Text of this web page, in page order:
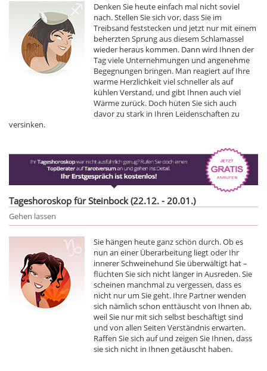
Denken Sie heute einfach mal nicht soviel
nach. Stellen Sie sich vor, dass Sie im
Treibsand feststecken und jetzt nur mit einem
beherzten Sprung aus diesem Schlamassel
wieder heraus kommen. Dann wird Ihnen der
Tag viele Unternehmungen und angenehme
Begegnungen bringen. Man reagiert auf Ihre
warme Herzlichkeit viel schneller als auf
kühlen Verstand, und gibt Ihnen auch viel
Wärme zurück. Doch hüten Sie sich auch
davor zu stark in Ihren Leidenschaften zu
versinken.
Tageshoroskop für Steinbock (22.12. - 20.01.)
Gehen lassen
Sie hängen heute ganz schön durch. Ob es
nun an einer Überarbeitung liegt oder Ihr
innerer Schweinehund Sie überwältigt hat –
flüchten Sie sich nicht länger in Ausreden. Sie
scheinen manchmal zu vergessen, dass es
nicht nur um Sie geht. Ihre Partner wenden
sich nämlich schon enttäuscht von Ihnen ab,
weil Sie nur mit sich selbst beschäftigt sind
und von allen Seiten Verständnis erwarten.
Raffen Sie sich auf und zeigen Sie Ihnen, dass
sie sich nicht in Ihnen getäuscht haben.